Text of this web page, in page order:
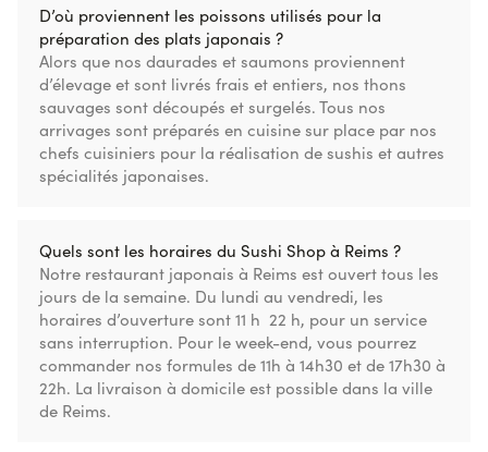
D’où proviennent les poissons utilisés pour la
préparation des plats japonais ?
Alors que nos daurades et saumons proviennent
d’élevage et sont livrés frais et entiers, nos thons
sauvages sont découpés et surgelés. Tous nos
arrivages sont préparés en cuisine sur place par nos
chefs cuisiniers pour la réalisation de sushis et autres
spécialités japonaises.
Quels sont les horaires du Sushi Shop à Reims ?
Notre restaurant japonais à Reims est ouvert tous les
jours de la semaine. Du lundi au vendredi, les
horaires d’ouverture sont 11 h  22 h, pour un service
sans interruption. Pour le week-end, vous pourrez
commander nos formules de 11h à 14h30 et de 17h30 à
22h. La livraison à domicile est possible dans la ville
de Reims.